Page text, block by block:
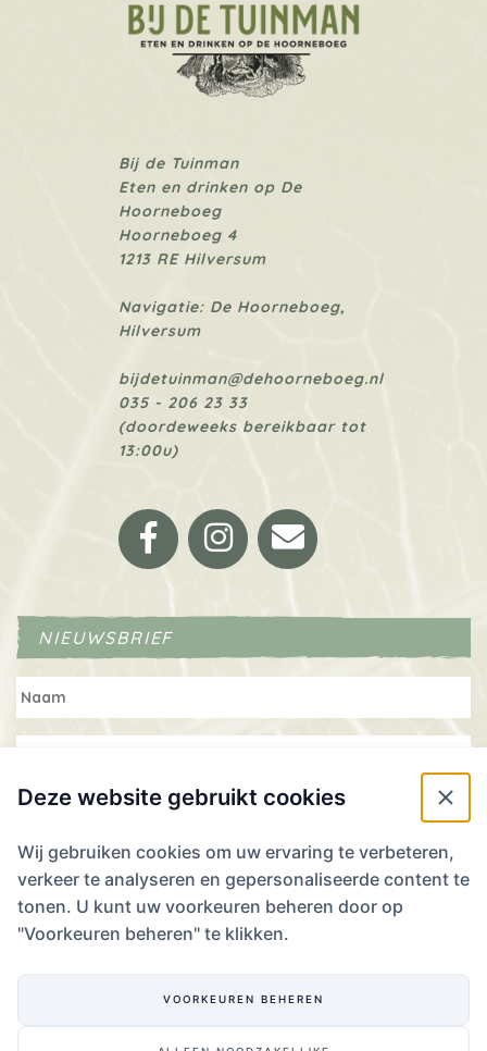
Bij de Tuinman
Eten en drinken op De
Hoorneboeg
Hoorneboeg 4
1213 RE Hilversum
Navigatie: De Hoorneboeg,
Hilversum
bijdetuinman@dehoorneboeg.nl
035 - 206 23 33
(doordeweeks bereikbaar tot
13:00u)
Facebook
Instagram
Email
NIEUWSBRIEF
WIL JE RESERVEREN? WE ZIEN JE GRAAG!
RESERVEREN
Deze website gebruikt cookies
Wij gebruiken cookies om uw ervaring te verbeteren,
verkeer te analyseren en gepersonaliseerde content te
tonen. U kunt uw voorkeuren beheren door op
"Voorkeuren beheren" te klikken.
VOORKEUREN BEHEREN